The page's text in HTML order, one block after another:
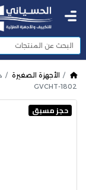
الأجهزة الصغيرة
GVCHT-1802
حجز مسبق